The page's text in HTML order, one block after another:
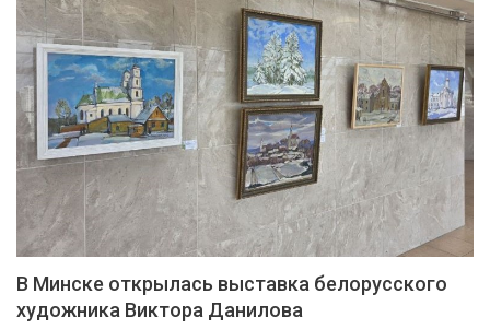
В Минске открылась выставка белорусского
художника Виктора Данилова